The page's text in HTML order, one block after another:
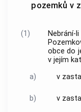
pozemků v
(1)
Nebrání-
obce do
v jejím
a)
v
b) v